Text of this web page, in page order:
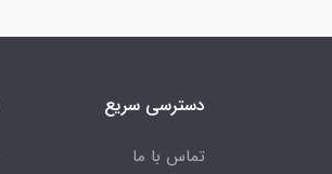
دسترسی سریع
تماس با ما